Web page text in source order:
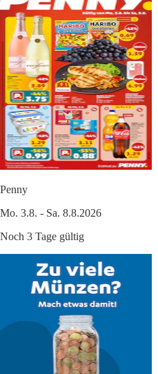
Penny
Mo. 3.8. - Sa. 8.8.2026
Noch 3 Tage gültig